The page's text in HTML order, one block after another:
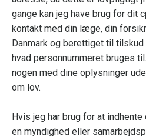
gange kan jeg have brug for dit
kontakt med din læge, din
Danmark og berettiget til
hvad personnummeret bruges
nogen med dine oplysninger
om lov.
Hvis jeg har brug for at
en myndighed eller